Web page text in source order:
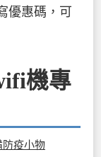
優惠碼，可
機專
防疫小物